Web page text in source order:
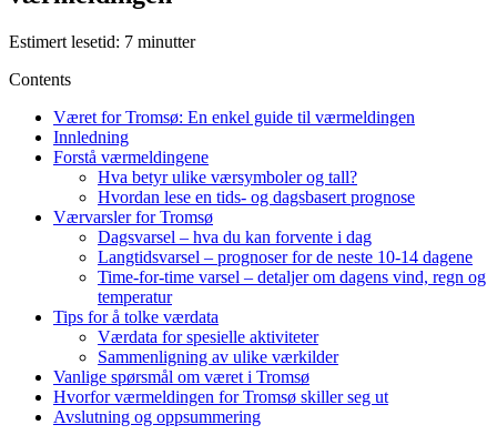
Estimert lesetid: 7 minutter
Contents
Været for Tromsø: En enkel guide til værmeldingen
Innledning
Forstå værmeldingene
Hva betyr ulike værsymboler og tall?
Hvordan lese en tids- og dagsbasert prognose
Værvarsler for Tromsø
Dagsvarsel – hva du kan forvente i dag
Langtidsvarsel – prognoser for de neste 10-14 dagene
Time-for-time varsel – detaljer om dagens vind, regn og
temperatur
Tips for å tolke værdata
Værdata for spesielle aktiviteter
Sammenligning av ulike værkilder
Vanlige spørsmål om været i Tromsø
Hvorfor værmeldingen for Tromsø skiller seg ut
Avslutning og oppsummering